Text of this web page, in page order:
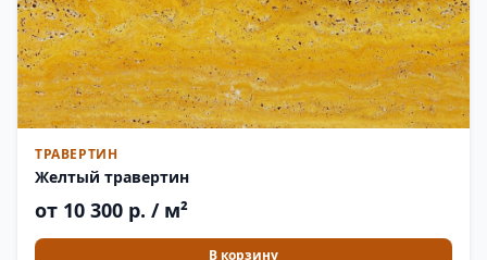
ТРАВЕРТИН
Желтый травертин
от 10 300 р. / м²
В корзину